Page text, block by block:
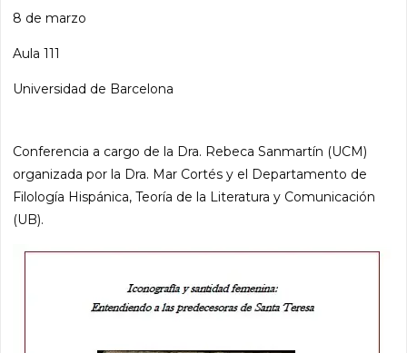
8 de marzo
Aula 111
Universidad de Barcelona
Conferencia a cargo de la Dra. Rebeca Sanmartín (UCM)
organizada por la Dra. Mar Cortés y el Departamento de
Filología Hispánica, Teoría de la Literatura y Comunicación
(UB).